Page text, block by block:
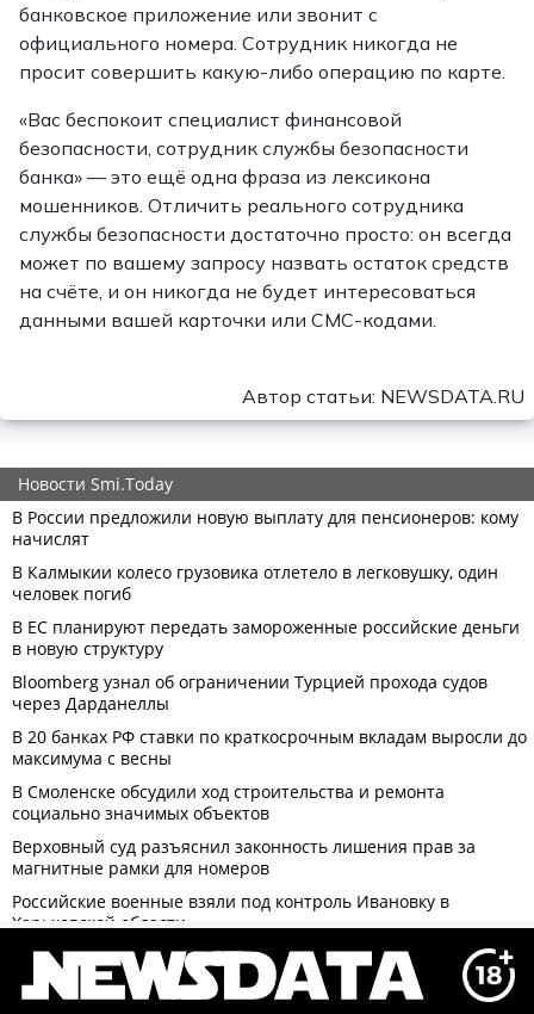
банковское приложение или звонит с
официального номера. Сотрудник никогда не
просит совершить какую-либо операцию по карте.
«Вас беспокоит специалист финансовой
безопасности, сотрудник службы безопасности
банка» — это ещё одна фраза из лексикона
мошенников. Отличить реального сотрудника
службы безопасности достаточно просто: он всегда
может по вашему запросу назвать остаток средств
на счёте, и он никогда не будет интересоваться
данными вашей карточки или СМС-кодами.
Автор статьи: NEWSDATA.RU